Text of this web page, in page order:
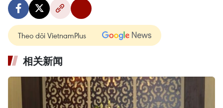
Theo dõi VietnamPlus
相关新闻